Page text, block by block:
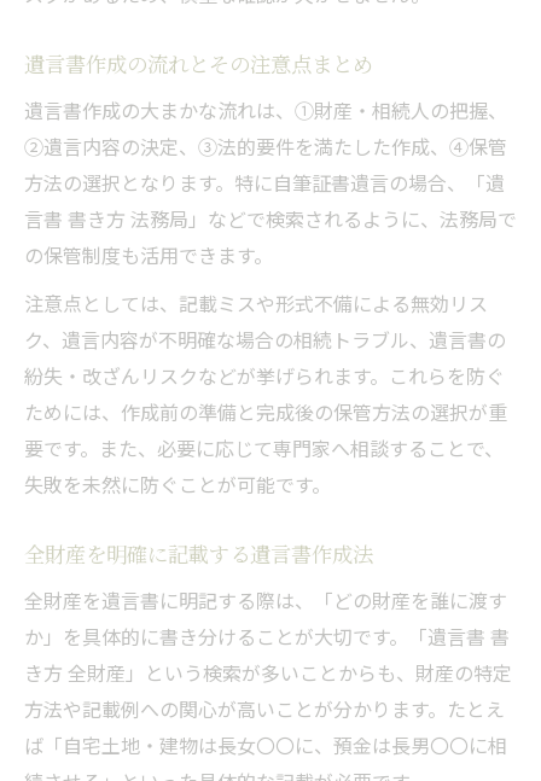
遺言書作成の流れとその注意点まとめ
遺言書作成の大まかな流れは、①財産・相続人の把握、
②遺言内容の決定、③法的要件を満たした作成、④保管
方法の選択となります。特に自筆証書遺言の場合、「遺
言書 書き方 法務局」などで検索されるように、法務局で
の保管制度も活用できます。
注意点としては、記載ミスや形式不備による無効リス
ク、遺言内容が不明確な場合の相続トラブル、遺言書の
紛失・改ざんリスクなどが挙げられます。これらを防ぐ
ためには、作成前の準備と完成後の保管方法の選択が重
要です。また、必要に応じて専門家へ相談することで、
失敗を未然に防ぐことが可能です。
全財産を明確に記載する遺言書作成法
全財産を遺言書に明記する際は、「どの財産を誰に渡す
か」を具体的に書き分けることが大切です。「遺言書 書
き方 全財産」という検索が多いことからも、財産の特定
方法や記載例への関心が高いことが分かります。たとえ
ば「自宅土地・建物は長女〇〇に、預金は長男〇〇に相